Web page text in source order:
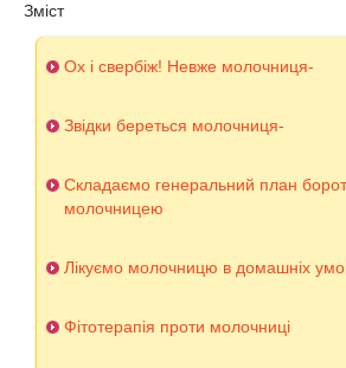
Зміст
Ох і свербіж! Невже молочниця-
Звідки береться молочниця-
Складаємо генеральний план
молочницею
Лікуємо молочницю в домашніх
Фітотерапія проти молочниці